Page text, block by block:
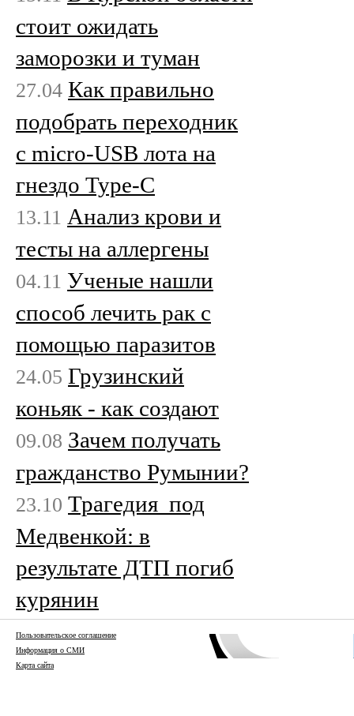
стоит ожидать
заморозки и туман
27.04 Как правильно
подобрать переходник
с micro-USB лота на
гнездо Type-C
13.11 Анализ крови и
тесты на аллергены
04.11 Ученые нашли
способ лечить рак с
помощью паразитов
24.05 Грузинский
коньяк - как создают
09.08 Зачем получать
гражданство Румынии?
23.10 Трагедия под
Медвенкой: в
результате ДТП погиб
курянин
Пользовательское соглашение
Информация о СМИ
Карта сайта